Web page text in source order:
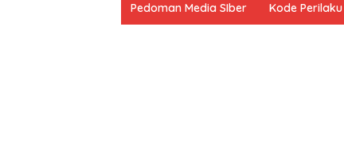
Pedoman Media SIber Kode